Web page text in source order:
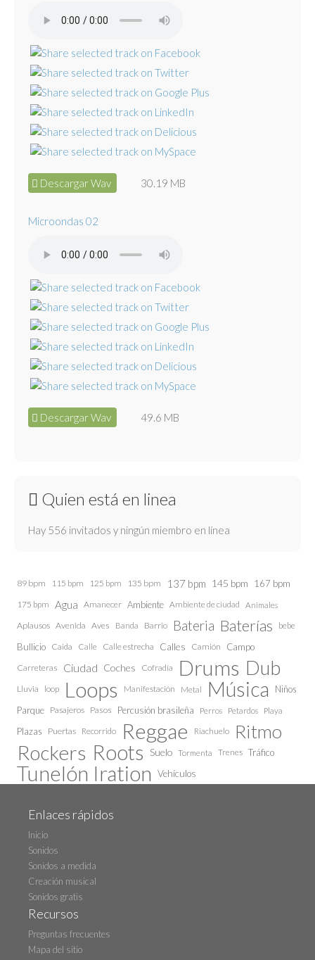
Descargar Wav 30.19 MB
Microondas 02
Descargar Wav 49.6 MB
Quien está en linea
Hay 556 invitados y ningún miembro en línea
89 bpm 115 bpm 125 bpm 135 bpm 137 bpm 145 bpm 167 bpm
175 bpm Agua Amanecer Ambiente Ambiente de ciudad Animales
Aplausos Avenida Aves Banda Barrio Bateria Baterías bebe
Bullicio Caida Calle Calle estrecha Calles Camión Campo
Carreteras Ciudad Coches Cofradía Drums Dub
Lluvia loop Loops Manifestación Metal Música
Niños
Parque Pasajeros Pasos Percusión brasileña Perros Petardos Playa
Plazas Puertas Recorrido Reggae Riachuelo Ritmo
Rockers Roots Suelo Tormenta Trenes Tráfico
Tunelón Iration Vehículos
Enlaces rápidos
Inicio
Sonidos
Sonidos a medida
Creación musical
Sonidos gratis
Recursos
Preguntas frecuentes
Mapa del sitio